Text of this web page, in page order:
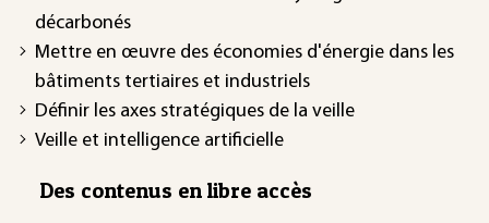
décarbonés
Mettre en œuvre des économies d'énergie dans les
bâtiments tertiaires et industriels
Définir les axes stratégiques de la veille
Veille et intelligence artificielle
Des contenus en libre accès